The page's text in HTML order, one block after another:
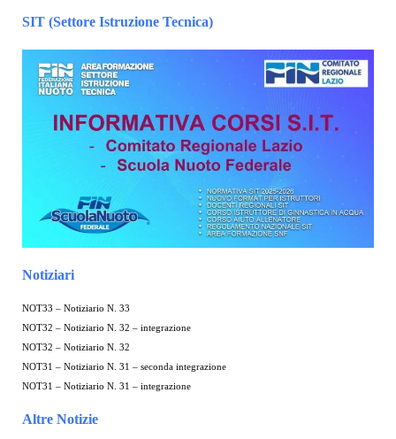
SIT (Settore Istruzione Tecnica)
Notiziari
NOT33 – Notiziario N. 33
NOT32 – Notiziario N. 32 – integrazione
NOT32 – Notiziario N. 32
NOT31 – Notiziario N. 31 – seconda integrazione
NOT31 – Notiziario N. 31 – integrazione
Altre Notizie